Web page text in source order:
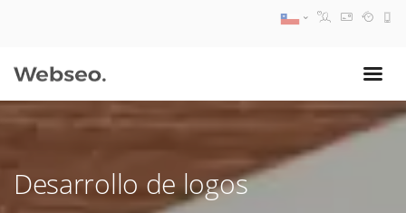
Desarrollo de logos
09:30 AM A 18:30 PM